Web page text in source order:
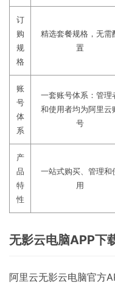
订
购
规
格
精选套餐规格，无需
置
账
号
体
系
一套账号体系：管理
和使用者均为阿里云
号
产
品
特
性
一站式购买、管理和
用
无影云电脑APP下
阿里云无影云电脑官方